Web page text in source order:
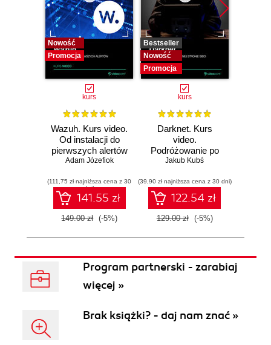
Nowość
Promocja
kurs
Wazuh. Kurs video.
Od instalacji do
pierwszych alertów
Adam Józefiok
(111,75 zł najniższa cena z 30
dni)
141.55 zł
149.00 zł (-5%)
Bestseller
Nowość
Promocja
kurs
Darknet. Kurs
video.
Podróżowanie po
ciemnej stronie
Jakub Kubś
(39,90 zł najniższa cena z 30 dni)
122.54 zł
129.00 zł (-5%)
Program partnerski - zarabiaj
więcej »
Brak książki? - daj nam znać »